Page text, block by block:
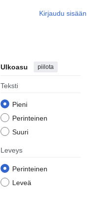
Kirjaudu sisään
Ulkoasu piilota
Teksti
Pieni
Perinteinen
Suuri
Leveys
Perinteinen
Leveä